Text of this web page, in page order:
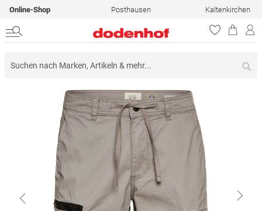
Online-Shop Posthausen Kaltenkirchen